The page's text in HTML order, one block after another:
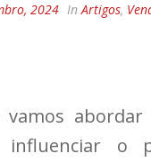
2024 InArtigos,
abordar
influenciar o